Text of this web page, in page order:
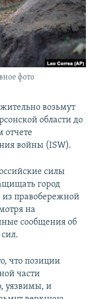
фото
возьмут
области до
отчете
войны (ISW).
силы
город
из правобережной
на
сообщения об
что позиции
части
уязвимы, и